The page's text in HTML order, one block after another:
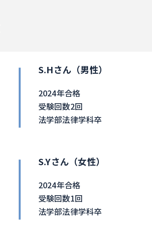
S.Hさん（男性）
2024年合格
受験回数2回
法学部法律学科卒
S.Yさん（女性）
2024年合格
受験回数1回
法学部法律学科卒